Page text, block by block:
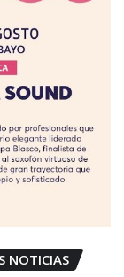
NOTICIAS